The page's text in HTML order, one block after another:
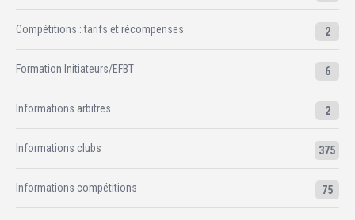
Compétitions : tarifs et récompenses 2
Formation Initiateurs/EFBT 6
Informations arbitres 2
Informations clubs 375
Informations compétitions 75